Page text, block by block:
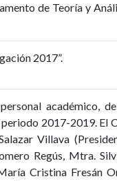
de Teoría y
2017”.
académico,
2017-2019. El
Villava
Regús, Mtra.
Cristina Fresán